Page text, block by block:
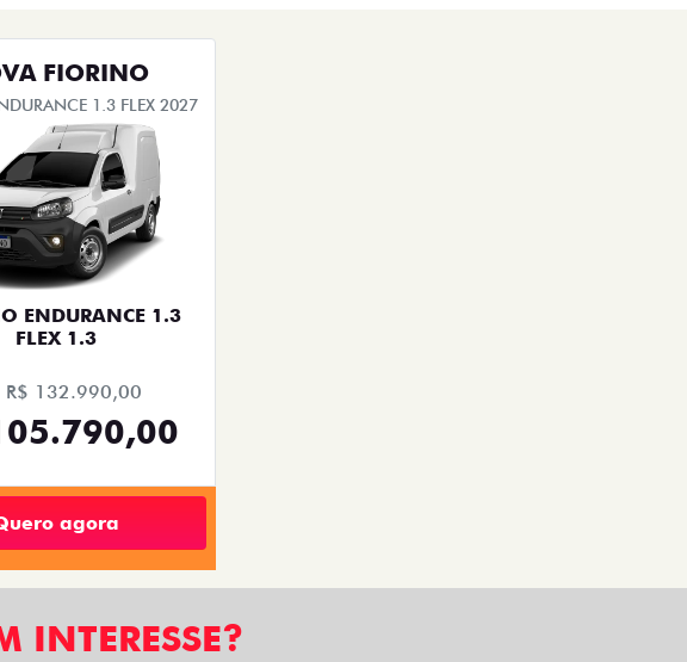
FIORINO
1.3 FLEX 2027
ENDURANCE 1.3
FLEX 1.3
R$ 132.990,00
agora
INTERESSE?